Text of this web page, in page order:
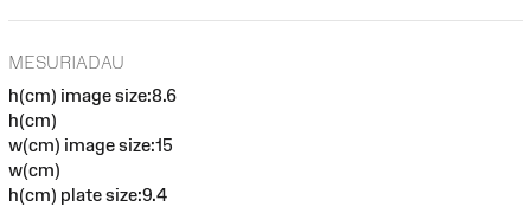
MESURIADAU
h(cm) image size:8.6
h(cm)
w(cm) image size:15
w(cm)
h(cm) plate size:9.4